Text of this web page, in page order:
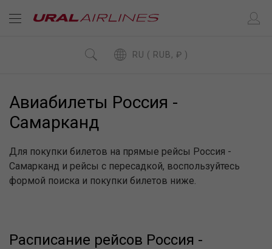
RU ( RUB, ₽ )
Авиабилеты Россия -
Самарканд
Для покупки билетов на прямые рейсы Россия -
Самарканд и рейсы с пересадкой, воспользуйтесь
формой поиска и покупки билетов ниже.
Расписание рейсов Россия -